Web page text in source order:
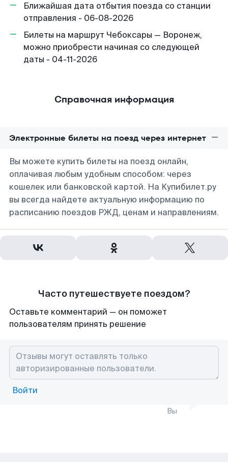
Ближайшая дата отбытия поезда со станции
отправления - 06-08-2026
Билеты на маршрут Чебоксары — Воронеж,
можно приобрести начиная со следующей
даты - 04-11-2026
Справочная информация
Электронные билеты на поезд через интернет
Вы можете купить билеты на поезд онлайн,
оплачивая любым удобным способом: через
кошелек или банковской картой. На Купибилет.ру
вы всегда найдете актуальную информацию по
расписанию поездов РЖД, ценам и направлениям.
Часто путешествуете поездом?
Оставьте комментарий — он поможет
пользователям принять решение
Войти
Вы